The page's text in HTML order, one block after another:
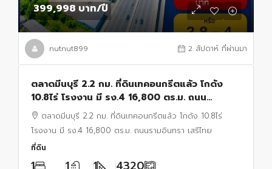
399,998 บาท/ปี
nutnut899 2 สัปดาห์ ที่ผ่านมา
ตลาดมีนบุรี 2.2 กม. ที่ดินเทคอนกรีตแล้ว โกดัง
10.8ไร่ โรงงาน มี รง.4 16,800 ตร.ม. ถนน
รามอินทรา เสรีไทย
ตลาดมีนบุรี 2.2 กม. ที่ดินเทคอนกรีตแล้ว โกดัง 10.8ไร่
โรงงาน มี รง.4 16,800 ตร.ม. ถนนรามอินทรา เสรีไทย
ที่ดิน